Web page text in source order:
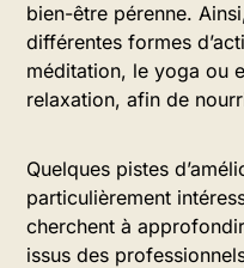
bien-être pérenne.
différentes formes
méditation, le yoga ou
relaxation, afin de
Quelques pistes
particulièrement
cherchent à
issus des